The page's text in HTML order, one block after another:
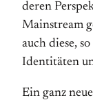
deren
Mainstream
auch diese,
Identitäten
Ein ganz